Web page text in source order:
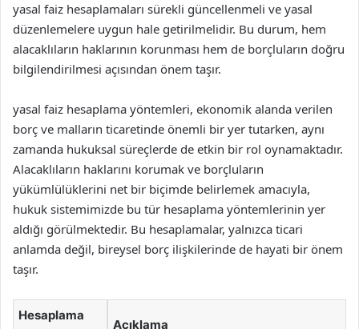
yasal faiz hesaplamaları sürekli güncellenmeli ve yasal
düzenlemelere uygun hale getirilmelidir. Bu durum, hem
alacaklıların haklarının korunması hem de borçluların doğru
bilgilendirilmesi açısından önem taşır.
yasal faiz hesaplama yöntemleri, ekonomik alanda verilen
borç ve malların ticaretinde önemli bir yer tutarken, aynı
zamanda hukuksal süreçlerde de etkin bir rol oynamaktadır.
Alacaklıların haklarını korumak ve borçluların
yükümlülüklerini net bir biçimde belirlemek amacıyla,
hukuk sistemimizde bu tür hesaplama yöntemlerinin yer
aldığı görülmektedir. Bu hesaplamalar, yalnızca ticari
anlamda değil, bireysel borç ilişkilerinde de hayati bir önem
taşır.
Hesaplama
Açıklama